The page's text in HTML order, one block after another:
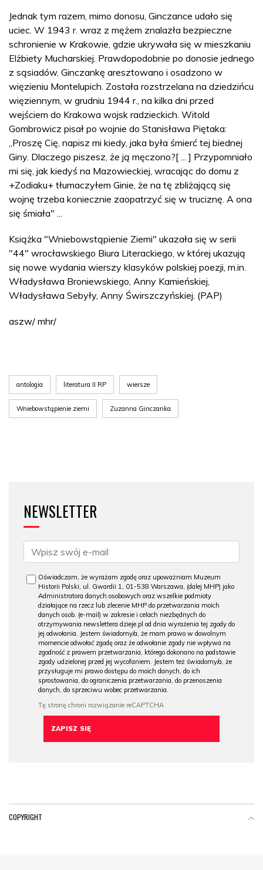
Jednak tym razem, mimo donosu, Ginczance udało się
uciec. W 1943 r. wraz z mężem znalazła bezpieczne
schronienie w Krakowie, gdzie ukrywała się w mieszkaniu
Elżbiety Mucharskiej. Prawdopodobnie po donosie jednego
z sąsiadów, Ginczankę aresztowano i osadzono w
więzieniu Montelupich. Została rozstrzelana na dziedzińcu
więziennym, w grudniu 1944 r., na kilka dni przed
wejściem do Krakowa wojsk radzieckich. Witold
Gombrowicz pisał po wojnie do Stanisława Piętaka:
„Proszę Cię, napisz mi kiedy, jaka była śmierć tej biednej
Giny. Dlaczego piszesz, że ją męczono?[ ... ] Przypomniało
mi się, jak kiedyś na Mazowieckiej, wracając do domu z
+Zodiaku+ tłumaczyłem Ginie, że na tę zbliżającą się
wojnę trzeba koniecznie zaopatrzyć się w truciznę. A ona
się śmiała" ...
Książka "Wniebowstąpienie Ziemi" ukazała się w serii
"44" wrocławskiego Biura Literackiego, w której ukazują
się nowe wydania wierszy klasyków polskiej poezji, m.in.
Władysława Broniewskiego, Anny Kamieńskiej,
Władysława Sebyły, Anny Świrszczyńskiej. (PAP)
aszw/ mhr/
antologia literatura II RP wiersze
Wniebowstąpienie ziemi Zuzanna Ginczanka
NEWSLETTER
Oświadczam, że wyrażam zgodę oraz upoważniam Muzeum
Historii Polski, ul. Gwardii 1, 01-538 Warszawa, (dalej MHP) jako
Administratora danych osobowych oraz wszelkie podmioty
działające na rzecz lub zlecenie MHP do przetwarzania moich
danych osob. (e-mail) w zakresie i celach niezbędnych do
otrzymywania newslettera dzieje.pl od dnia wyrażenia tej zgody do
jej odwołania. Jestem świadomy/a, że mam prawo w dowolnym
momencie odwołać zgodę oraz że odwołanie zgody nie wpływa na
zgodność z prawem przetwarzania, którego dokonano na podstawie
zgody udzielonej przed jej wycofaniem. Jestem też świadomy/a, że
przysługuje mi prawo dostępu do moich danych, do ich
sprostowania, do ograniczenia przetwarzania, do przenoszenia
danych, do sprzeciwu wobec przetwarzania.
COPYRIGHT